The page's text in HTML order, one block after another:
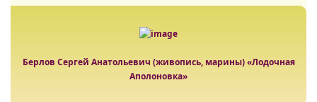
Берлов Сергей Анатольевич (живопись, марины) «Лодочная
Аполоновка»